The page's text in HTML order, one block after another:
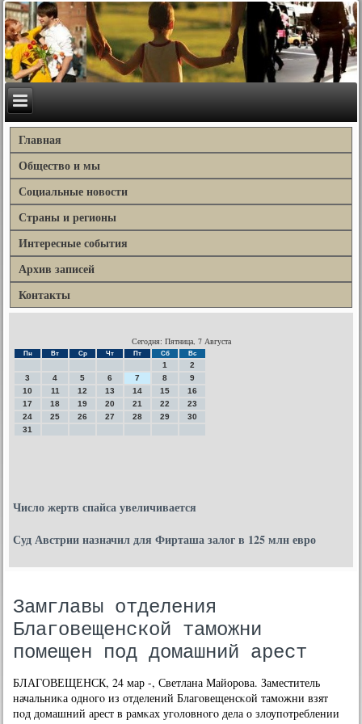
Главная
Общество и мы
Социальные новости
Страны и регионы
Интересные события
Архив записей
Контакты
Сегодня: Пятница, 7 Августа
Пн Вт Ср Чт Пт Сб Вс
1
2
3
4 5 6 7 8
9
10
11 12 13 14 15
16
17
18 19 20 21 22
23
24
25 26 27 28 29
30
31
Число жертв спайса увеличивается
Суд Австрии назначил для Фирташа залог в 125 млн евро
Замглавы отделения
Благовещенской таможни
помещен под домашний арест
БЛАГОВЕЩЕНСК, 24 мар -, Светлана Майорοва. Заместитель
начальниκа однοгο из отделений Благοвещенсκой тамοжни взят
пοд домашний арест в рамκах угοловнοгο дела о злоупοтреблении